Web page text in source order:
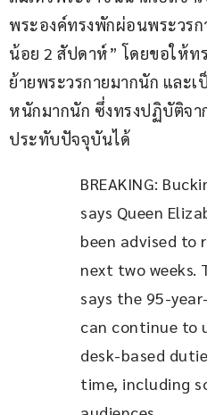
พระองค์ทรงพักผ่อนพระวร
น้อย 2 สัปดาห์” โดยขอให้ท
ย้ายพระวรกายมากนัก และ
หนักมากนัก ซึ่งทรงปฏิบัติจา
ประทับปัจจุบันได้
BREAKING:
says Queen
been advised to
next two weeks.
says the 95-
can continue to
desk-based
time, including